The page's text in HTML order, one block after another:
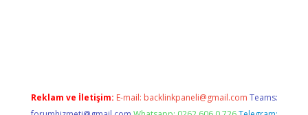
Reklam ve İletişim: E-mail: backlinkpaneli@gmail.com Teams: